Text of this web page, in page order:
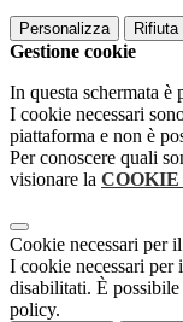
Personalizza Rifiuta
Gestione cookie
In questa schermata è
I cookie necessari
piattaforma e non è
Per conoscere quali
visionare la
Cookie necessari per
I cookie necessari per
disabilitati. È
policy.